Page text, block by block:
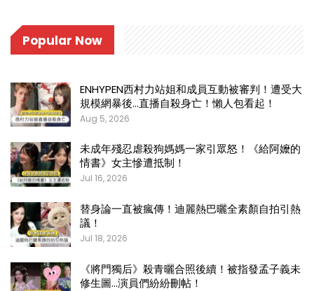
Popular Now
ENHYPEN西村力站姐和成員互動被審判！遭受大
規模網暴後…直播自殺身亡！懶人包看起！
Aug 5, 2026
未成年殘忍虐殺狗媽媽一家引眾怒！《給阿嬤的
情書》女主慘遭抵制！
Jul 16, 2026
替身論一直被瘋傳！迪麗熱巴曬全素顏自拍引熱
議！
Jul 18, 2026
《將門獨后》殺青曬合照後續！被指發孟子義未
修生圖…演員們紛紛刪帖！